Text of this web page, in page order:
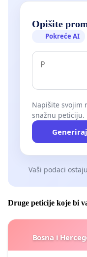
Opišite
Pokreće AI
Napišite svojim
snažnu peticiju.
Vaši podaci
Druge peticije koje bi
Bosna i